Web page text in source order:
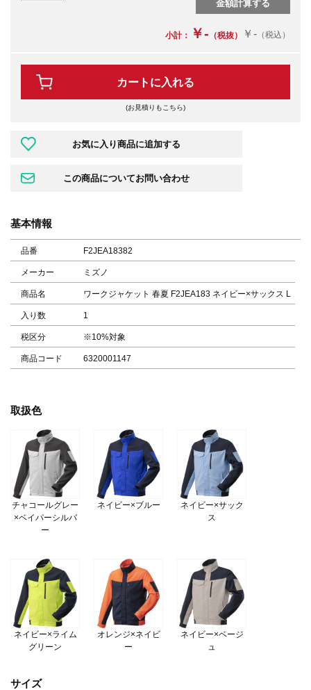
小計： ￥- （税抜） ￥- （税込）
カートに入れる
(お見積りもこちら)
基本情報
品番 F2JEA18382
メーカー ミズノ
商品名 ワークジャケット 春夏 F2JEA183 ネイビー×サックス L
入り数 1
税区分 ※10%対象
商品コード 6320001147
取扱色
チャコールグレー
×ベイパーシルバ
ー
ネイビー×ブルー
ネイビー×サック
ス
ネイビー×ライム
グリーン
オレンジ×ネイビ
ー
ネイビー×ベージ
ュ
サイズ